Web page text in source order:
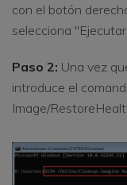
con el botón
selecciona
Paso 2: Una vez
introduce el
Image/